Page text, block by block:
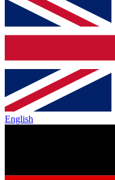
English